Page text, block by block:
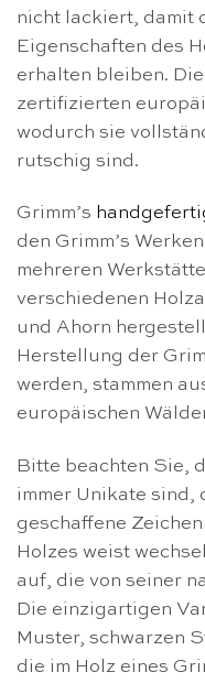
nicht lackiert, damit
Eigenschaften des
erhalten bleiben.
zertifizierten
wodurch sie
rutschig sind.
Grimm’s
den Grimm’s
mehreren
verschiedenen
und Ahorn
Herstellung der
werden, stammen
europäischen
Bitte beachten Sie,
immer Unikate
geschaffene
Holzes weist
auf, die von seiner
Die einzigartigen
Muster, schwarzen
die im Holz eines